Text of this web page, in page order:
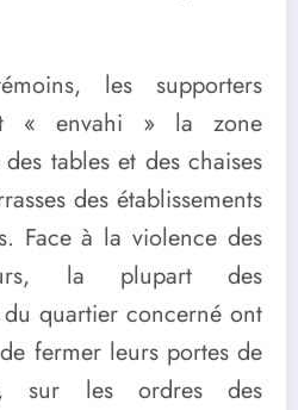
les supporters
« envahi » la zone
tables et des chaises
des établissements
Face à la violence des
la plupart des
quartier concerné ont
fermer leurs portes de
sur les ordres des